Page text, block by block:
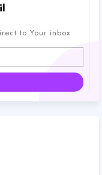
to Your inbox